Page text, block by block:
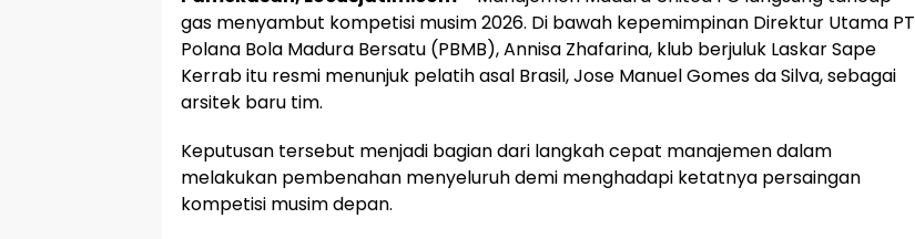
gas menyambut kompetisi musim 2026. Di bawah kepemimpinan Direktur Utama PT
Polana Bola Madura Bersatu (PBMB), Annisa Zhafarina, klub berjuluk Laskar Sape
Kerrab itu resmi menunjuk pelatih asal Brasil, Jose Manuel Gomes da Silva, sebagai
arsitek baru tim.
Keputusan tersebut menjadi bagian dari langkah cepat manajemen dalam
melakukan pembenahan menyeluruh demi menghadapi ketatnya persaingan
kompetisi musim depan.